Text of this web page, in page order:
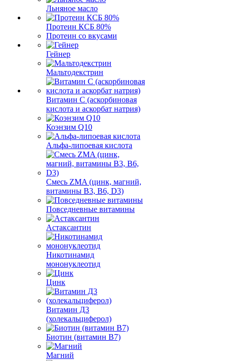
Льняное масло
Протеин КСБ 80%
Протеин со вкусами
Гейнер
Мальтодекстрин
Витамин C (аскорбиновая
кислота и аскорбат натрия)
Коэнзим Q10
Альфа-липоевая кислота
Смесь ZMA (цинк, магний,
витамины B3, B6, D3)
Повседневные витамины
Астаксантин
Никотинамид
мононуклеотид
Цинк
Витамин Д3
(холекальциферол)
Биотин (витамин B7)
Магний